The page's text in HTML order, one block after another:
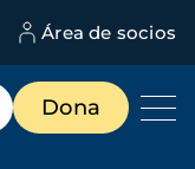
Área de socios
Dona